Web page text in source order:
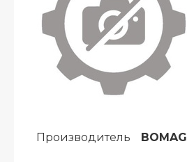
Производитель BOMAG